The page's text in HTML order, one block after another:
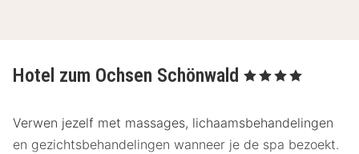
Hotel zum Ochsen Schönwald , 4 Sterren
Verwen jezelf met massages, lichaamsbehandelingen
en gezichtsbehandelingen wanneer je de spa bezoekt.